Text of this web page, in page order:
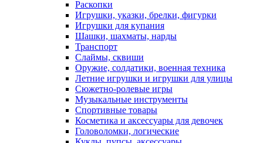
Раскопки
Игрушки, указки, брелки, фигурки
Игрушки для купания
Шашки, шахматы, нарды
Транспорт
Слаймы, сквиши
Оружие, солдатики, военная техника
Летние игрушки и игрушки для улицы
Сюжетно-ролевые игры
Музыкальные инструменты
Спортивные товары
Косметика и аксессуары для девочек
Головоломки, логические